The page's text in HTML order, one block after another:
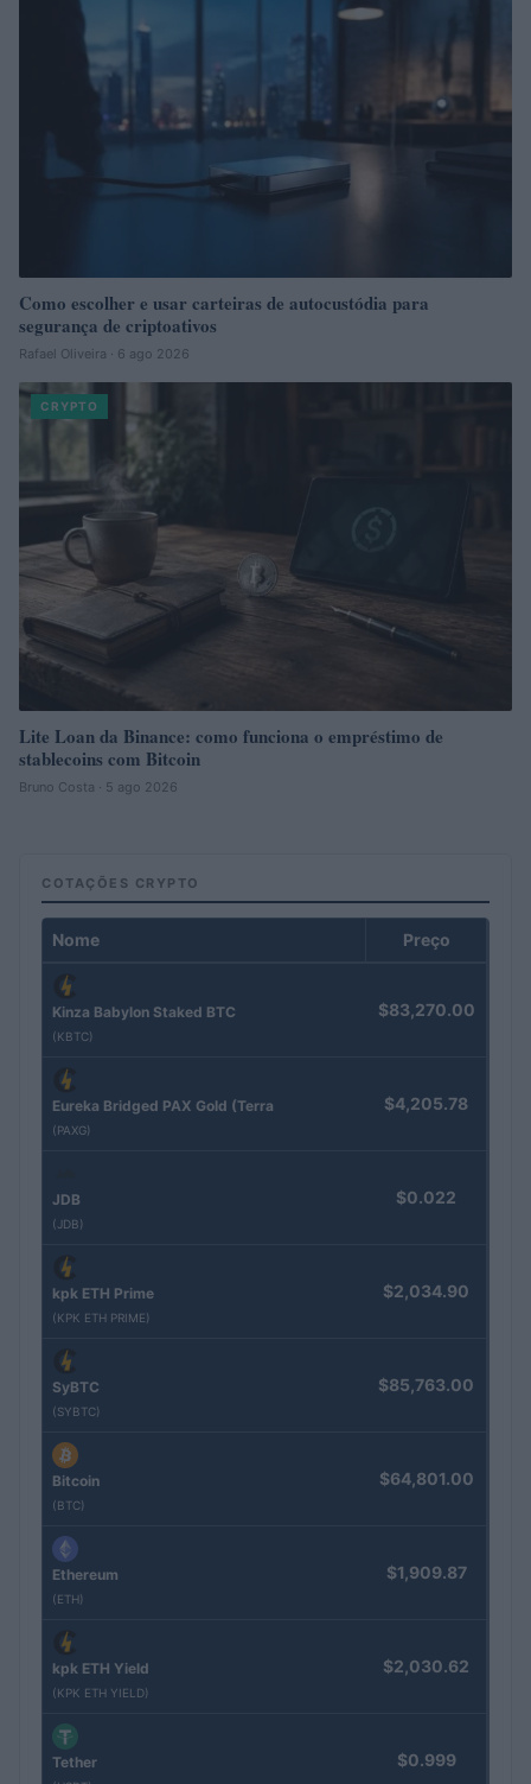
Como escolher e usar carteiras de autocustódia para
segurança de criptoativos
Rafael Oliveira · 6 ago 2026
CRYPTO
Lite Loan da Binance: como funciona o empréstimo de
stablecoins com Bitcoin
Bruno Costa · 5 ago 2026
COTAÇÕES CRYPTO
Nome Preço
Kinza Babylon Staked BTC
(KBTC)
$83,270.00
Eureka Bridged PAX Gold (Terra
(PAXG)
$4,205.78
JDB
(JDB)
$0.022
kpk ETH Prime
(KPK ETH PRIME)
$2,034.90
SyBTC
(SYBTC)
$85,763.00
Bitcoin
(BTC)
$64,801.00
Ethereum
(ETH)
$1,909.87
kpk ETH Yield
(KPK ETH YIELD)
$2,030.62
Tether $0.999